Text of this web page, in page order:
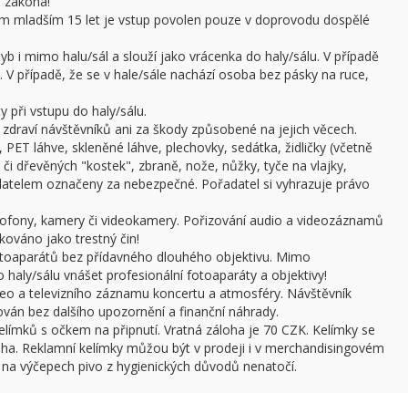
mladším 15 let je vstup povolen pouze v doprovodu dospělé
i mimo halu/sál a slouží jako vrácenka do haly/sálu. V případě
případě, že se v hale/sále nachází osoba bez pásky na ruce,
při vstupu do haly/sálu.
návštěvníků ani za škody způsobené na jejich věcech.
láhve, skleněné láhve, plechovky, sedátka, židličky (včetně
dřevěných "kostek", zbraně, nože, nůžky, tyče na vlajky,
označeny za nebezpečné. Pořadatel si vyhrazuje právo
kamery či videokamery. Pořizování audio a videozáznamů
jako trestný čin!
bez přídavného dlouhého objektivu. Mimo
sálu vnášet profesionální fotoaparáty a objektivy!
a televizního záznamu koncertu a atmosféry. Návštěvník
bez dalšího upozornění a finanční náhrady.
s očkem na připnutí. Vratná záloha je 70 CZK. Kelímky se
Reklamní kelímky můžou být v prodeji i v merchandisingovém
výčepech pivo z hygienických důvodů nenatočí.